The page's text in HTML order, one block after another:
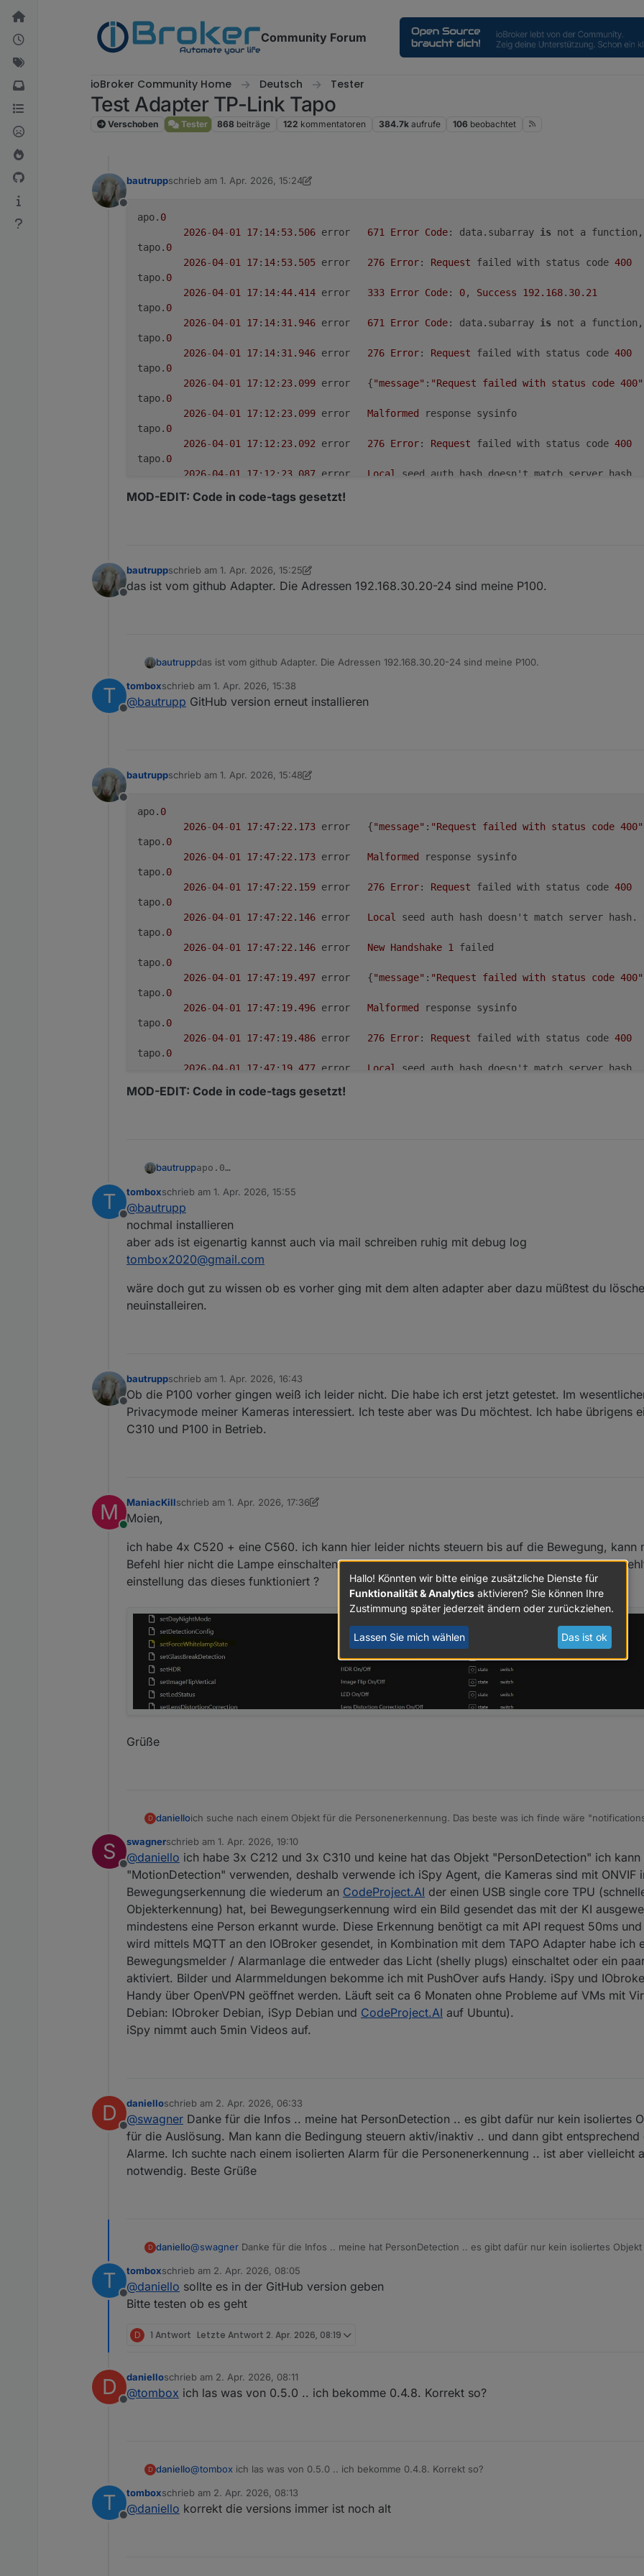
Weiter zum Inhalt
Community Forum
ioBroker Community Home Deutsch Tester
Test Adapter TP-Link Tapo
Verschoben Tester 868 beiträge 122 kommentatoren 384.7k aufrufe 106 beobachtet
Offline
bautruppschrieb am 1. Apr. 2026, 15:24
zuletzt editiert von Homoran4. Jan. 2026, 17:50
apo. 0
2026-04-01 17: 14: 53.506 671 Error Code: data.subarray is not a function,
tapo. 0
2026-04-01 17: 14: 53.505 276 Error: Request failed with status code 400
tapo. 0
2026-04-01 17: 14:44.414 333 Error Code: 0, Success 192.168. 30.21
tapo. 0
2026-04-01 17: 14: 31.946 671 Error Code: data.subarray is not a function,
tapo. 0
2026-04-01 17: 14: 31.946 276 Error: Request failed with status code 400
tapo. 0
2026-04-01 17: 12 : 23.099
	error	{
"message" : "Request failed with status code 400"
tapo. 0
2026-04-01 17: 12 : 23.099 Malformed
response sysinfo
tapo. 0
2026-04-01 17: 12 : 23.092 276 Error: Request failed with status code 400
tapo. 0
2026-04-01 17: 12 : 23.087 Local seed auth hash doesn't match server hash.
2026-04 -01 17:12:23.087
2026
04 01 17 : 12 20.706
tapo.
2026
17
MOD-EDIT: Code in code-tags gesetzt!
Offline
bautruppschrieb am 1. Apr. 2026, 15:25
zuletzt editiert von bautrupp4. Jan. 2026, 17:26
das ist vom github Adapter. Die Adressen 192.168.30.20-24 sind meine P100.
bautruppdas ist vom github Adapter. Die Adressen 192.168.30.20-24 sind meine P100.
T
Offline
tomboxschrieb am 1. Apr. 2026, 15:38
zuletzt editiert von
@bautrupp GitHub version erneut installieren
Offline
bautruppschrieb am 1. Apr. 2026, 15:48
zuletzt editiert von Homoran4. Jan. 2026, 17:51
apo. 0
2026-04-01 17:47: 22.173
	error	{
"message" : "Request failed with status code 400"
tapo. 0
2026-04-01 17:47: 22.173 Malformed
response sysinfo
tapo. 0
2026-04-01 17:47: 22.159 276 Error: Request failed with status code 400
tapo. 0
2026-04-01 17:47: 22.146 Local seed auth hash doesn't match server hash.
tapo. 0
2026-04-01 17:47: 22.146 New Handshake 1
failed
tapo. 0
2026-04-01 17:47: 19.497
	error	{
"message" : "Request failed with status code 400"
tapo. 0
2026-04-01 17:47: 19.496 Malformed
response sysinfo
tapo. 0
2026-04-01 17:47: 19.486 276 Error: Request failed with status code 400
tapo. 0
2026-04-01 17:47: 19.477 Local seed auth hash doesn't match server hash.
2026-04 -01 17:47:19.476
MOD-EDIT: Code in code-tags gesetzt!
bautruppapo.0
tapo.0
tapo.0
2026-04-01 17:47:22.159	error	276 Error: Request failed with status
tapo.0
2026-04-01 17:47:22.146	error	Local seed auth hash doesn't match server
	2026-04-01 17:47:22.146	error	New Handshake 1 failed
tapo.0
2026-04-01 17:47:19.486	error	276 Error: Request failed with status
2026-04-01 17:47:19.477	error	Local seed auth hash doesn't match server
tapo.0
	2026-04-01 17:47:19.476	error	New Handshake 1 failed
MOD-EDIT: Code in code-tags gesetzt!
T
Offline
tomboxschrieb am 1. Apr. 2026, 15:55
zuletzt editiert von
@bautrupp
nochmal installieren
aber ads ist eigenartig kannst auch via mail schreiben ruhig mit debug log
tombox2020@gmail.com
wäre doch gut zu wissen ob es vorher ging mit dem alten adapter aber dazu müßtest du
neuinstalleiren.
Offline
bautruppschrieb am 1. Apr. 2026, 16:43
zuletzt editiert von
Ob die P100 vorher gingen weiß ich leider nicht. Die habe ich erst jetzt getestet. Im
Privacymode meiner Kameras interessiert. Ich teste aber was Du möchtest. Ich habe übrigens
C310 und P100 in Betrieb.
M
Online
ManiacKillschrieb am 1. Apr. 2026, 17:36
zuletzt editiert von ManiacKill4. Jan. 2026, 19:38
Moien,
ich habe 4x C520 + eine C560. ich kann hier leider nichts steuern bis auf die Bewegung, kann
Befehl hier nicht die Lampe einschalten ? Auch Bewegungen bekomme ich nicht angezeigt.
einstellung das dieses funktioniert ?
Grüße
D danielloich suche nach einem Objekt für die Personenerkennung. Das beste was ich finde wäre
S
Offline
swagnerschrieb am 1. Apr. 2026, 19:10
zuletzt editiert von
@daniello ich habe 3x C212 und 3x C310 und keine hat das Objekt "PersonDetection" ich kann
"MotionDetection" verwenden, deshalb verwende ich iSpy Agent, die Kameras sind mit ONVIF
Bewegungserkennung die wiederum an CodeProject.AI der einen USB single core TPU
Objekterkennung) hat, bei Bewegungserkennung wird ein Bild gesendet das mit der KI
mindestens eine Person erkannt wurde. Diese Erkennung benötigt ca mit API request 50ms
wird mittels MQTT an den IOBroker gesendet, in Kombination mit dem TAPO Adapter habe ich
Bewegungsmelder / Alarmanlage die entweder das Licht (shelly plugs) einschaltet oder ein
aktiviert. Bilder und Alarmmeldungen bekomme ich mit PushOver aufs Handy. iSpy und
Handy über OpenVPN geöffnet werden. Läuft seit ca 6 Monaten ohne Probleme auf VMs mit
Debian: IObroker Debian, iSyp Debian und CodeProject.AI auf Ubuntu).
iSpy nimmt auch 5min Videos auf.
D
Offline
danielloschrieb am 2. Apr. 2026, 06:33
zuletzt editiert von
@swagner Danke für die Infos .. meine hat PersonDetection .. es gibt dafür nur kein isoliertes
für die Auslösung. Man kann die Bedingung steuern aktiv/inaktiv .. und dann gibt entsprechend
Alarme. Ich suchte nach einem isolierten Alarm für die Personenerkennung .. ist aber vielleicht
notwendig. Beste Grüße
D daniello@swagner Danke für die Infos .. meine hat PersonDetection .. es gibt dafür nur kein isoliertes
suchte nach einem isolierten Alarm für die Personenerkennung .. ist aber vielleicht auch gar nicht
T
Offline
tomboxschrieb am 2. Apr. 2026, 08:05
zuletzt editiert von
@daniello sollte es in der GitHub version geben
Bitte testen ob es geht
D 1 Antwort Letzte Antwort 2. Apr. 2026, 08:19
D
Offline
danielloschrieb am 2. Apr. 2026, 08:11
zuletzt editiert von
@tombox ich las was von 0.5.0 .. ich bekomme 0.4.8. Korrekt so?
D daniello@tombox ich las was von 0.5.0 .. ich bekomme 0.4.8. Korrekt so?
T
Offline
tomboxschrieb am 2. Apr. 2026, 08:13
zuletzt editiert von
@daniello korrekt die versions immer ist noch alt
Hallo! Könnten wir bitte einige zusätzliche Dienste für
Funktionalität & Analytics aktivieren? Sie können Ihre
Zustimmung später jederzeit ändern oder zurückziehen.
Lassen Sie mich wählen Das ist ok